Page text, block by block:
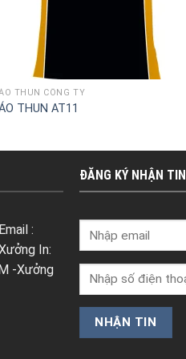
THUN CÔNG TY
THUN AT11
:
In:
-Xưởng
ĐĂNG KÝ NHẬN TIN